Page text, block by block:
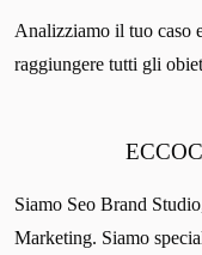
Analizziamo il tuo caso
raggiungere tutti gli
Siamo Seo Brand
Marketing. Siamo